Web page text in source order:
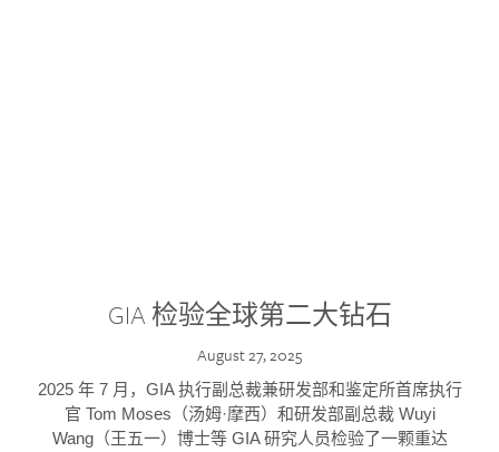
GIA 检验全球第二大钻石
August 27, 2025
2025 年 7 月，GIA 执行副总裁兼研发部和鉴定所首席执行
官 Tom Moses（汤姆·摩西）和研发部副总裁 Wuyi
Wang（王五一）博士等 GIA 研究人员检验了一颗重达